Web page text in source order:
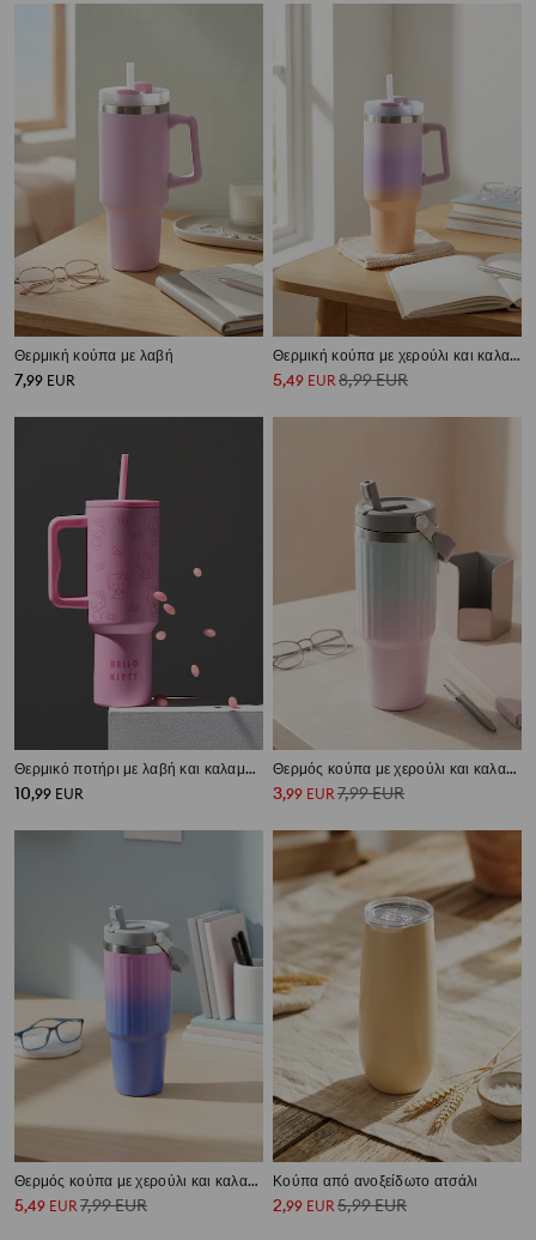
Θερμική κούπα με λαβή
7,99 EUR
Θερμική κούπα με χερούλι και καλαμάκι
5,49 EUR8,99EUR
Θερμικό ποτήρι με λαβή και καλαμάκι Hello Kitty
10,99 EUR
Θερμός κούπα με χερούλι και καλαμάκι με εφέ ombre
3,99 EUR 7,99EUR
Θερμός κούπα με χερούλι και καλαμάκι με εφέ ombre
5,49 EUR7,99EUR
Κούπα από ανοξείδωτο ατσάλι
2,99 EUR5,99EUR